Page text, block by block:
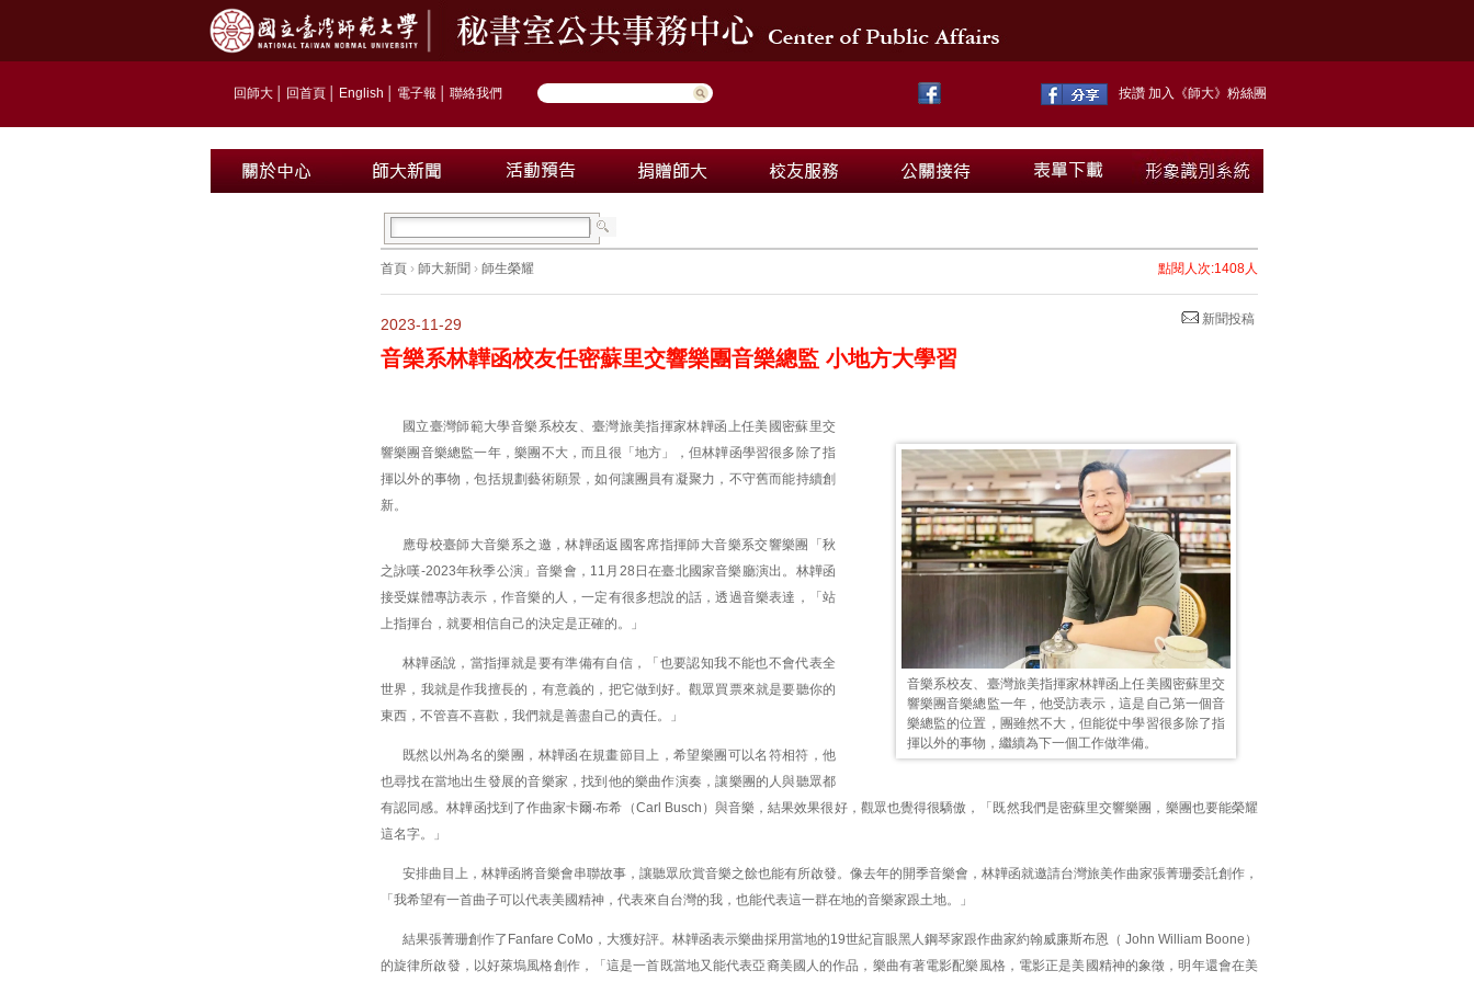
回師大 回首頁 English 電子報 聯絡我們 按讚 加入《師大》粉絲團
首頁 › 師大新聞 › 師生榮耀 點閱人次:1408人
新聞投稿
2023-11-29
音樂系林韡函校友任密蘇里交響樂團音樂總監 小地方大學習
音樂系校友、臺灣旅美指揮家林韡函上任美國密蘇里交
響樂團音樂總監一年，他受訪表示，這是自己第一個音
樂總監的位置，團雖然不大，但能從中學習很多除了指
揮以外的事物，繼續為下一個工作做準備。
國立臺灣師範大學音樂系校友、臺灣旅美指揮家林韡函上任美國密蘇里交
響樂團音樂總監一年，樂團不大，而且很「地方」，但林韡函學習很多除了指
揮以外的事物，包括規劃藝術願景，如何讓團員有凝聚力，不守舊而能持續創
新。
應母校臺師大音樂系之邀，林韡函返國客席指揮師大音樂系交響樂團「秋
之詠嘆-2023年秋季公演」音樂會，11月28日在臺北國家音樂廳演出。林韡函
接受媒體專訪表示，作音樂的人，一定有很多想說的話，透過音樂表達，「站
上指揮台，就要相信自己的決定是正確的。」
林韡函說，當指揮就是要有準備有自信，「也要認知我不能也不會代表全
世界，我就是作我擅長的，有意義的，把它做到好。觀眾買票來就是要聽你的
東西，不管喜不喜歡，我們就是善盡自己的責任。」
既然以州為名的樂團，林韡函在規畫節目上，希望樂團可以名符相符，他
也尋找在當地出生發展的音樂家，找到他的樂曲作演奏，讓樂團的人與聽眾都
有認同感。林韡函找到了作曲家卡爾‧布希（Carl Busch）與音樂，結果效果很好，觀眾也覺得很驕傲，「既然我們是密蘇里交響樂團，樂團也要能榮耀
這名字。」
安排曲目上，林韡函將音樂會串聯故事，讓聽眾欣賞音樂之餘也能有所啟發。像去年的開季音樂會，林韡函就邀請台灣旅美作曲家張菁珊委託創作，
「我希望有一首曲子可以代表美國精神，代表來自台灣的我，也能代表這一群在地的音樂家跟土地。」
結果張菁珊創作了Fanfare CoMo，大獲好評。林韡函表示樂曲採用當地的19世紀盲眼黑人鋼琴家跟作曲家約翰威廉斯布恩（ John William Boone）
的旋律所啟發，以好萊塢風格創作，「這是一首既當地又能代表亞裔美國人的作品，樂曲有著電影配樂風格，電影正是美國精神的象徵，明年還會在美